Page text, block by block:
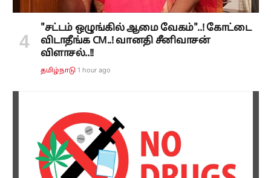
"சட்டம் ஒழுங்கில் ஆமை வேகம்"..! கோட்டை
விடாதீங்க CM..! வானதி சீனிவாசன்
விளாசல்..!!
தமிழ்நாடு 1 hour ago